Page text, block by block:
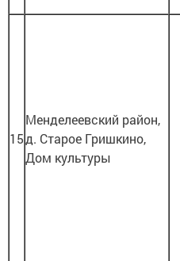
15
Менделеевский район,
д. Старое Гришкино,
Дом культуры